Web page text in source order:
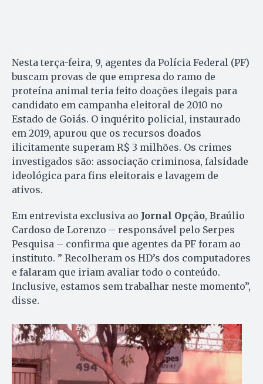
Nesta terça-feira, 9, agentes da Polícia Federal (PF)
buscam provas de que empresa do ramo de
proteína animal teria feito doações ilegais para
candidato em campanha eleitoral de 2010 no
Estado de Goiás. O inquérito policial, instaurado
em 2019, apurou que os recursos doados
ilicitamente superam R$ 3 milhões. Os crimes
investigados são: associação criminosa, falsidade
ideológica para fins eleitorais e lavagem de
ativos.
Em entrevista exclusiva ao Jornal Opção, Braúlio
Cardoso de Lorenzo – responsável pelo Serpes
Pesquisa – confirma que agentes da PF foram ao
instituto. ” Recolheram os HD’s dos computadores
e falaram que iriam avaliar todo o conteúdo.
Inclusive, estamos sem trabalhar neste momento”,
disse.